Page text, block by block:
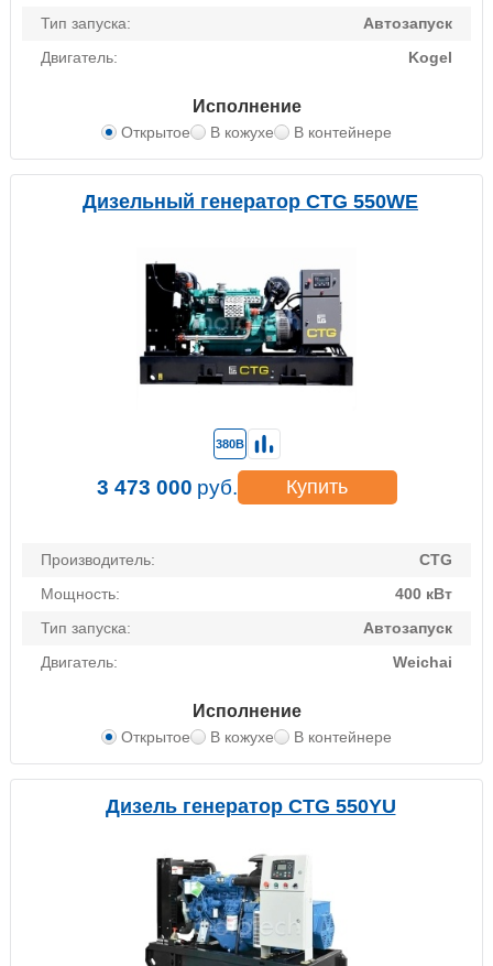
Тип запуска:
Автозапуск
Двигатель:
Kogel
Исполнение
Открытое В кожухе В контейнере
Дизельный генератор CTG 550WE
Производитель:
CTG
Мощность:
400 кВт
Тип запуска:
Автозапуск
Двигатель:
Weichai
Исполнение
Открытое В кожухе В контейнере
380В
3 473 000 руб. Купить
Дизель генератор CTG 550YU